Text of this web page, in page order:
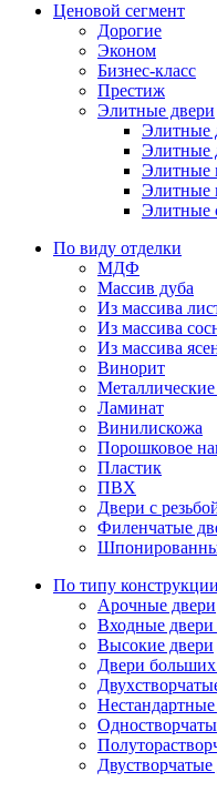
Ценовой сегмент
Дорогие
Эконом
Бизнес-класс
Престиж
Элитные двери
Элитные
Элитные
Элитные
Элитные
Элитные
По виду отделки
МДФ
Массив дуба
Из массива
Из массива
Из массива
Винорит
Ламинат
Винилискожа
Порошковое
Пластик
ПВХ
Двери с
Филенчатые
По типу конструкции
Арочные двери
Входные двери
Высокие двери
Двери больших
Нестандартные
Двустворчатые